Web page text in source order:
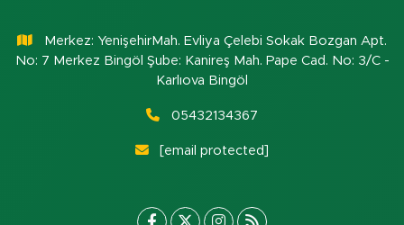
Merkez: YenişehirMah. Evliya Çelebi Sokak Bozgan Apt.
No: 7 Merkez Bingöl Şube: Kanireş Mah. Pape Cad. No: 3/C -
Karlıova Bingöl
05432134367
[email protected]